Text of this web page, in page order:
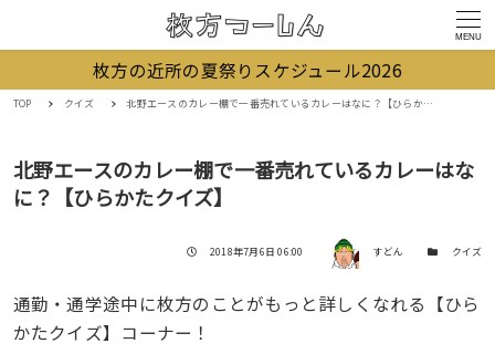
MENU
枚方の近所の夏祭りスケジュール2026
TOP クイズ 北野エースのカレー棚で一番売れているカレーはなに？【ひらかたクイズ】
北野エースのカレー棚で一番売れているカレーはな
に？【ひらかたクイズ】
投稿日
2018年7月6日 06:00 著者 すどん カテゴリー
クイズ
通勤・通学途中に枚方のことがもっと詳しくなれる【ひら
かたクイズ】コーナー！